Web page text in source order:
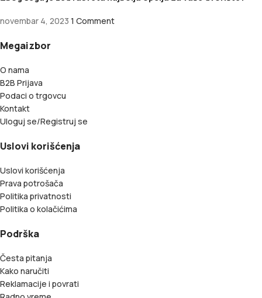
novembar 4, 2023 1 Comment
Megaizbor
O nama
B2B Prijava
Podaci o trgovcu
Kontakt
Uloguj se/Registruj se
Uslovi korišćenja
Uslovi korišćenja
Prava potrošača
Politika privatnosti
Politika o kolačićima
Podrška
Česta pitanja
Kako naručiti
Reklamacije i povrati